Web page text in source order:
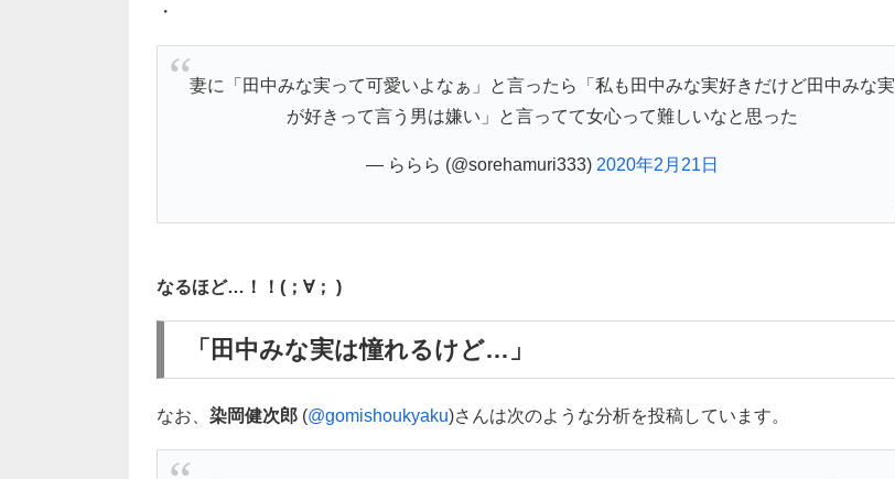
・
妻に「田中みな実って可愛いよなぁ」と言ったら「私も田中みな実好きだけど田中みな実
が好きって言う男は嫌い」と言ってて女心って難しいなと思った
— ららら (@sorehamuri333) 2020年2月21日
なるほど…！！(；∀； )
「田中みな実は憧れるけど…」
なお、 染岡健次郎 (@gomishoukyaku)さんは次のような分析を投稿しています。